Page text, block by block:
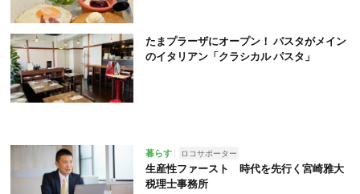
たまプラーザにオープン！ パスタがメイン
のイタリアン「クラシカル パスタ」
暮らす ロコサポーター
生産性ファースト 時代を先行く宮崎雅大
税理士事務所